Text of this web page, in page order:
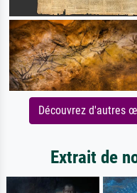
Découvrez d'autres
Extrait de